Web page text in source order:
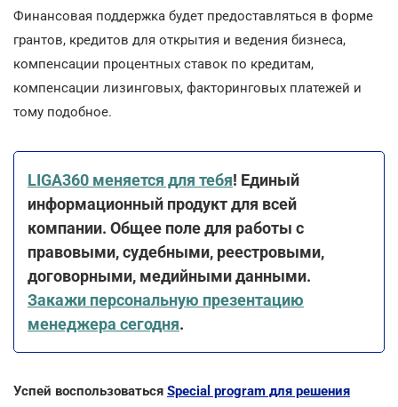
Финансовая поддержка будет предоставляться в форме
грантов, кредитов для открытия и ведения бизнеса,
компенсации процентных ставок по кредитам,
компенсации лизинговых, факторинговых платежей и
тому подобное.
LIGA360 меняется для тебя! Единый
информационный продукт для всей
компании. Общее поле для работы с
правовыми, судебными, реестровыми,
договорными, медийными данными.
Закажи персональную презентацию
менеджера сегодня.
Успей воспользоваться Special program для решения